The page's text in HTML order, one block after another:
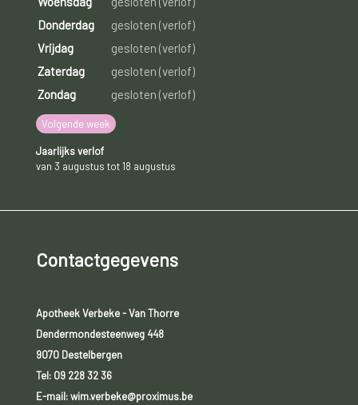
Donderdag
gesloten (verlof)
Vrijdag
gesloten (verlof)
Zaterdag
gesloten (verlof)
Zondag
gesloten (verlof)
Volgende week
Jaarlijks verlof
van 3 augustus tot 18 augustus
Contactgegevens
Apotheek Verbeke - Van Thorre
Dendermondesteenweg 448
9070 Destelbergen
Tel: 09 228 32 36
E-mail: wim.verbeke@proximus.be